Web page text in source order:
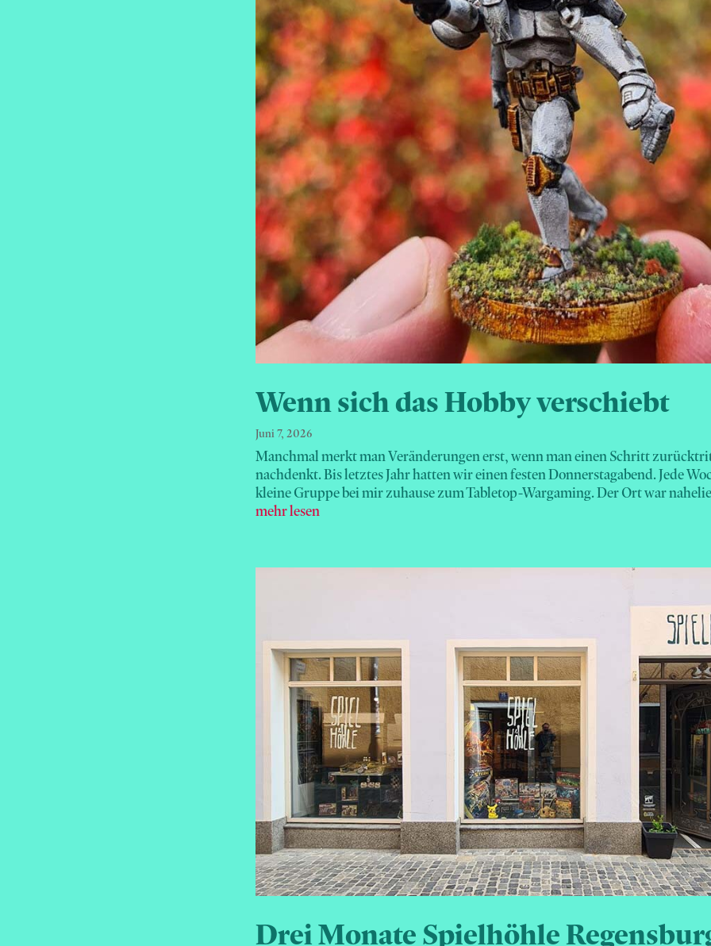
Wenn sich das Hobby verschiebt
Juni 7, 2026
Manchmal merkt man Veränderungen erst, wenn man einen Schritt
nachdenkt. Bis letztes Jahr hatten wir einen festen Donnerstagabend. Jede
kleine Gruppe bei mir zuhause zum Tabletop-Wargaming. Der Ort war
mehr lesen
Drei Monate Spielhöhle